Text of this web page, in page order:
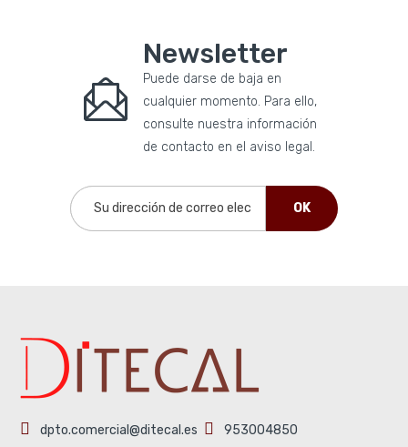
Newsletter
Puede darse de baja en
cualquier momento. Para ello,
consulte nuestra información
de contacto en el aviso legal.
953004850
dpto.comercial@ditecal.es